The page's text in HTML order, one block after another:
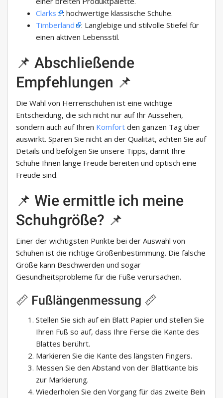
Clarks
: hochwertige klassische Schuhe.
Timberland
: Langlebige und stilvolle Stiefel für
einen aktiven Lebensstil.
📌 Abschließende
Empfehlungen 📌
Die Wahl von Herrenschuhen ist eine wichtige
Entscheidung, die sich nicht nur auf Ihr Aussehen,
sondern auch auf Ihren Komfort den ganzen Tag über
auswirkt. Sparen Sie nicht an der Qualität, achten Sie auf
Details und befolgen Sie unsere Tipps, damit Ihre
Schuhe Ihnen lange Freude bereiten und optisch eine
Freude sind.
📌 Wie ermittle ich meine
Schuhgröße? 📌
Einer der wichtigsten Punkte bei der Auswahl von
Schuhen ist die richtige Größenbestimmung. Die falsche
Größe kann Beschwerden und sogar
Gesundheitsprobleme für die Füße verursachen.
📏 Fußlängenmessung 📏
Stellen Sie sich auf ein Blatt Papier und stellen Sie
Ihren Fuß so auf, dass Ihre Ferse die Kante des
Blattes berührt.
Markieren Sie die Kante des längsten Fingers.
Messen Sie den Abstand von der Blattkante bis
zur Markierung.
Wiederholen Sie den Vorgang für das zweite Bein